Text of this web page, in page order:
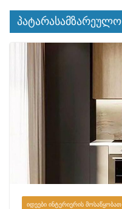
პატარასამზარეულო
ᲘᲓᲔᲔᲑᲘ ᲘᲜᲢᲔᲠᲘᲔᲠᲘᲡ ᲛᲝᲡᲐᲬᲧᲝᲑᲐᲗ